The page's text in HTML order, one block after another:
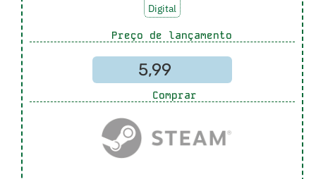
Digital
Preço de lançamento
5,99
Comprar